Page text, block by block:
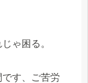
ゃ困る。
す、ご苦労